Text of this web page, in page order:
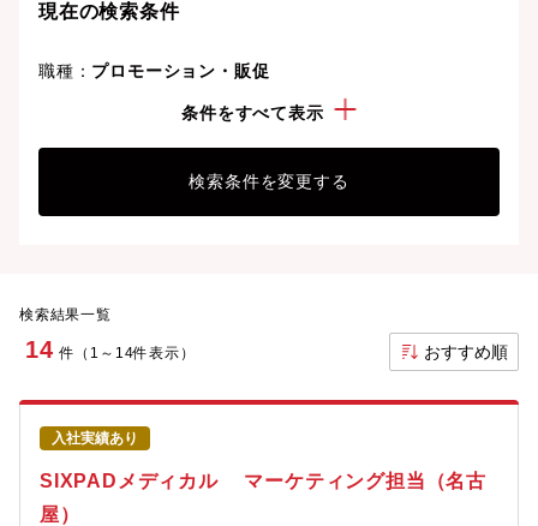
現在の検索条件
職種： プロモーション・販促
条件をすべて表示
検索条件を変更する
検索結果一覧
14 件（1～14件表示） おすすめ順
入社実績あり
SIXPADメディカル マーケティング担当（名古
屋）